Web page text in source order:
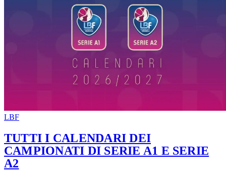
LBF
TUTTI I CALENDARI DEI
CAMPIONATI DI SERIE A1 E SERIE
A2